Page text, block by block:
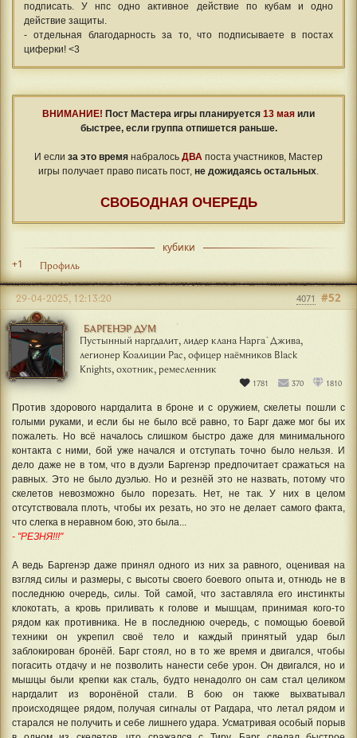
подписать. У нпс одно активное действие по кубам и одно
действие защиты.
- отдельная благодарность за то, что подписываете в постах
циферки! <3
ВНИМАНИЕ! Пост Мастера игры планируется 13 мая или
быстрее, если группа отпишется раньше.
И если за это время набралось ДВА поста участников, Мастер
игры получает право писать пост, не дожидаясь остальных
СВОБОДНАЯ ОЧЕРЕДЬ
кубики
+1
Профиль
БАРГЕНЭР ДУМ
Пустынный наргдалит, лидер клана Нарга`Джива,
легионер Коалиции Рас, офицер наёмников Black
Knights, охотник, ремесленник
1781 370 1810
#52
29-04-2025, 12:13:20 4071
Против здорового наргдалита в броне и с оружием, скелеты пошли с
голыми руками, и если бы не было всё равно, то Барг даже мог бы их
пожалеть. Но всё началось слишком быстро даже для минимального
контакта с ними, бой уже начался и отступать точно было нельзя. И
дело даже не в том, что в дуэли Баргенэр предпочитает сражаться на
равных. Это не было дуэлью. Но и резнёй это не назвать, потому что
скелетов невозможно было порезать. Нет, не так. У них в целом
отсутствовала плоть, чтобы их резать, но это не делает самого факта,
что слегка в неравном бою, это была...
- "РЕЗНЯ!!!"
А ведь Баргенэр даже принял одного из них за равного, оценивая на
взгляд силы и размеры, с высоты своего боевого опыта и, отнюдь не в
последнюю очередь, силы. Той самой, что заставляла его инстинкты
клокотать, а кровь приливать к голове и мышцам, принимая кого-то
рядом как противника. Не в последнюю очередь, с помощью боевой
техники он укрепил своё тело и каждый принятый удар был
заблокирован бронёй. Барг стоял, но в то же время и двигался, чтобы
погасить отдачу и не позволить нанести себе урон. Он двигался, но и
мышцы были крепки как сталь, будто ненадолго он сам стал целиком
наргдалит из воронёной стали. В бою он также выхватывал
происходящее рядом, получая сигналы от Рагдара, что летал рядом и
старался не получить и себе лишнего удара. Усматривая особый порыв